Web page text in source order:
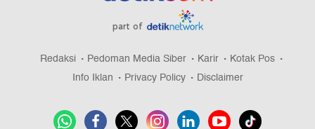
part of
Redaksi Pedoman Media Siber Karir
Kotak Pos
Info Iklan
Privacy Policy Disclaimer